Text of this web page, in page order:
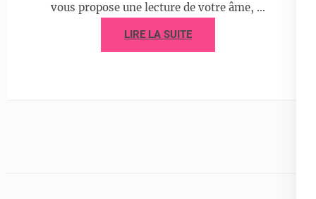
vous propose une lecture de votre âme, …
LIRE LA SUITE